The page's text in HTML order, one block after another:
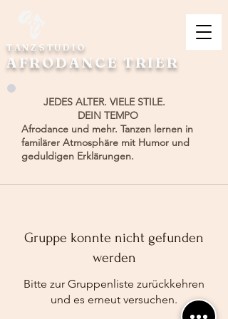
TANZSTUDIO
AFRODANCE TRIER
JEDES ALTER. VIELE STILE.
DEIN TEMPO
Afrodance und mehr. Tanzen lernen in
familärer Atmosphäre mit Humor und
geduldigen Erklärungen.
Gruppe konnte nicht gefunden
werden
Bitte zur Gruppenliste zurückkehren
und es erneut versuchen.